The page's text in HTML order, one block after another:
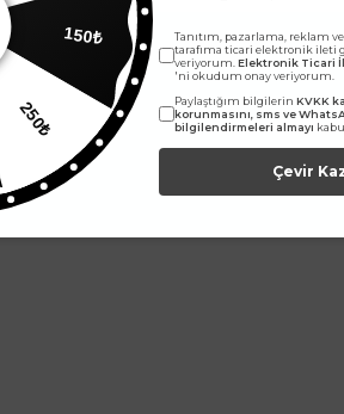
250₺
Tanıtım, pazarlama, reklam
tarafıma ticari elektronik ileti
veriyorum. Elektronik Ticari
'ni okudum onay veriyorum.
Paylaştığım bilgilerin KVKK
korunmasını, sms ve
bilgilendirmeleri almayı
Çevir